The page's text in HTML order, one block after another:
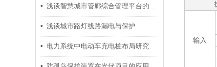
浅谈智慧城市管廊综合管理平台的建设及设备选型
浅谈城市路灯线路漏电与保护
电力系统中电动车充电桩布局研究
输入